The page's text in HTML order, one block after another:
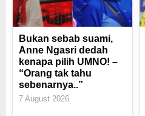
Bukan sebab suami,
Anne Ngasri dedah
kenapa pilih UMNO! –
“Orang tak tahu
sebenarnya..”
7 August 2026